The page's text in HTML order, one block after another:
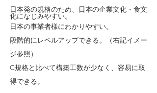
日本発の規格のため、日本の企業文化・食文
化になじみやすい。
日本の事業者様にわかりやすい。
段階的にレベルアップできる。（右記イメー
ジ参照）
​C規格と比べて構築工数が少なく、容易に取
得できる。